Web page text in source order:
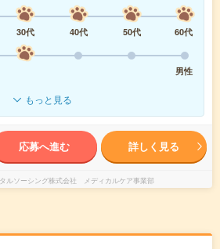
30代 40代 50代
60代
男性
もっと見る
応募へ進む 詳しく見る
ルソーシング株式会社 メディカルケア事業部